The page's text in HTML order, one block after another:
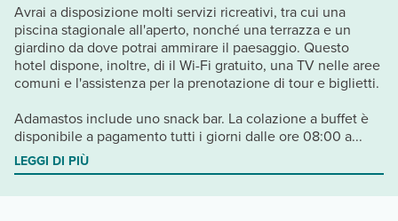
Avrai a disposizione molti servizi ricreativi, tra cui una
piscina stagionale all'aperto, nonché una terrazza e un
giardino da dove potrai ammirare il paesaggio. Questo
hotel dispone, inoltre, di il Wi-Fi gratuito, una TV nelle aree
comuni e l'assistenza per la prenotazione di tour e biglietti.
Adamastos include uno snack bar. La colazione a buffet è
disponibile a pagamento tutti i giorni dalle ore 08:00 a...
LEGGI DI PIÙ